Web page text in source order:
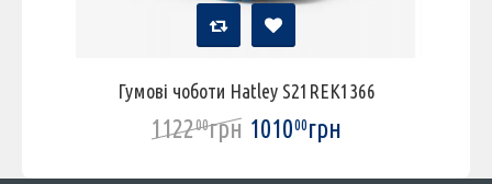
Гумові чоботи Hatley S21REK1366
112200грн 101000грн